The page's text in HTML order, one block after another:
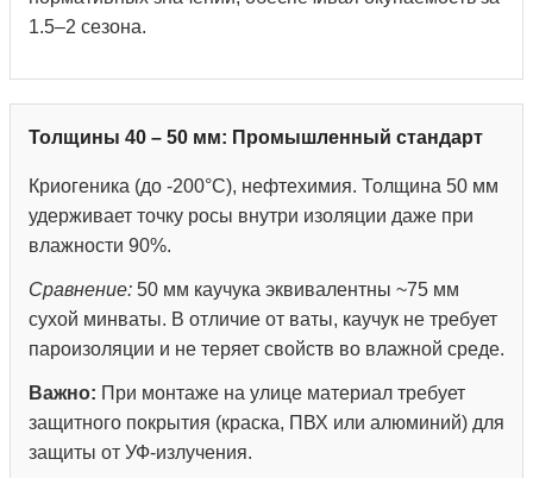
1.5–2 сезона.
Толщины 40 – 50 мм: Промышленный стандарт
Криогеника (до -200°С), нефтехимия. Толщина 50 мм
удерживает точку росы внутри изоляции даже при
влажности 90%.
Сравнение: 50 мм каучука эквивалентны ~75 мм
сухой минваты. В отличие от ваты, каучук не требует
пароизоляции и не теряет свойств во влажной среде.
Важно: При монтаже на улице материал требует
защитного покрытия (краска, ПВХ или алюминий) для
защиты от УФ-излучения.